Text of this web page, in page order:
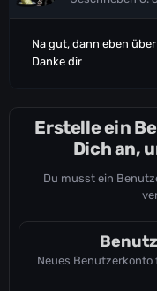
Na gut, dann eben über
Danke dir
Erstelle ein
Dich an,
Du musst ein
Neues